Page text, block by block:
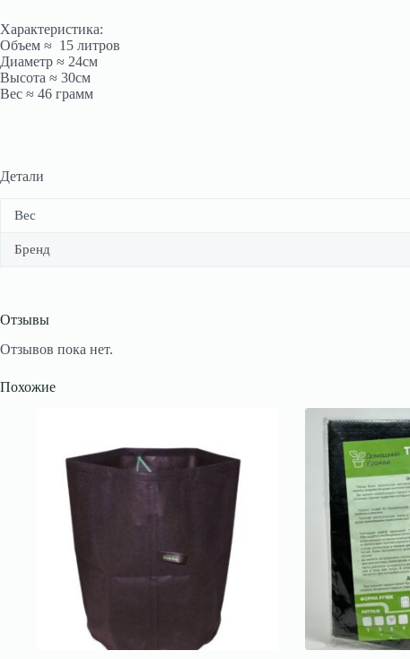
Характеристика:
Объем ≈ 15 литров
Диаметр ≈ 24см
Высота ≈ 30см
Вес ≈ 46 грамм
Детали
Вес
Бренд
Отзывы
Отзывов пока нет.
Похожие